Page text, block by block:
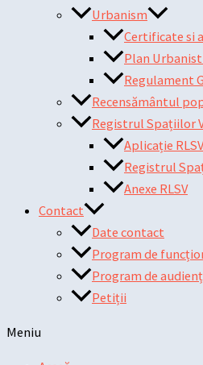
Urbanism
Certificate si
Plan
Regulament
Recensământul
Registrul Spațiilor
Aplicație RLSV
Registrul
Anexe RLSV
Contact
Date contact
Program de
Program de
Petiții
Meniu